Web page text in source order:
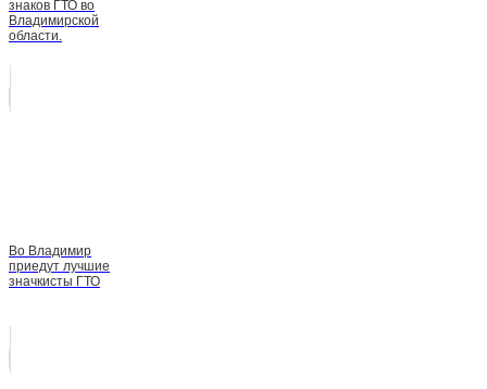
знаков ГТО во
Владимирской
области.
Во Владимир
приедут лучшие
значкисты ГТО